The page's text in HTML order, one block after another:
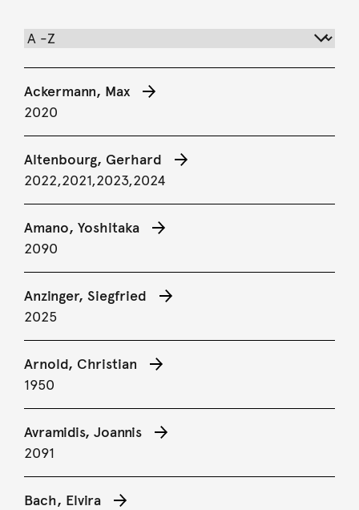
Ackermann, Max
2020
Altenbourg, Gerhard
2022,2021,2023,2024
Amano, Yoshitaka
2090
Anzinger, Siegfried
2025
Arnold, Christian
1950
Avramidis, Joannis
2091
Bach, Elvira